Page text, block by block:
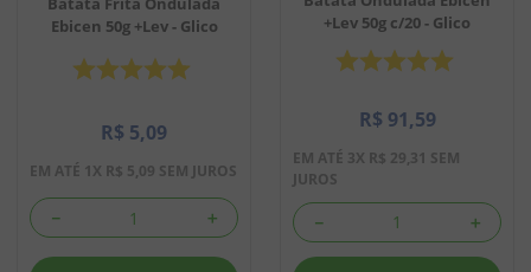
Ebicen 50g +Lev - Glico
R$ 5,09
EM ATÉ 1X R$ 5,09 SEM JUROS
＋
－
+Lev 50g c/20 - Glico
R$ 91,59
EM ATÉ 3X R$ 29,31 SEM
JUROS
＋
－
doce leite